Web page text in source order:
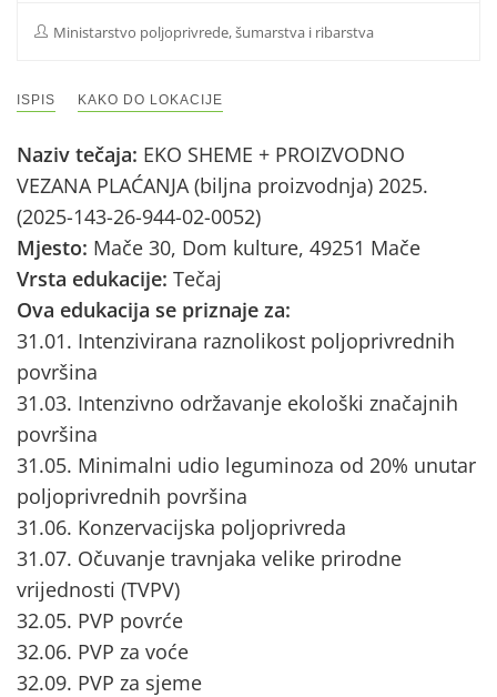
Ministarstvo poljoprivrede, šumarstva i ribarstva
ISPIS KAKO DO LOKACIJE
Naziv tečaja: EKO SHEME + PROIZVODNO
VEZANA PLAĆANJA (biljna proizvodnja) 2025.
(2025-143-26-944-02-0052)
Mjesto: Mače 30, Dom kulture, 49251 Mače
Vrsta edukacije: Tečaj
Ova edukacija se priznaje za:
31.01. Intenzivirana raznolikost poljoprivrednih
površina
31.03. Intenzivno održavanje ekološki značajnih
površina
31.05. Minimalni udio leguminoza od 20% unutar
poljoprivrednih površina
31.06. Konzervacijska poljoprivreda
31.07. Očuvanje travnjaka velike prirodne
vrijednosti (TVPV)
32.05. PVP povrće
32.06. PVP za voće
32.09. PVP za sjeme